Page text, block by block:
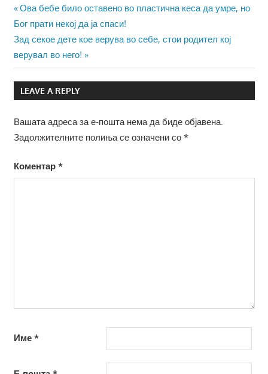
Навигација
на
напис
Previous
Post:
Ова бебе било оставено во пластична кеса да умре, но
Бог прати некој да ја спаси!
Next
Post:
Зад секое дете кое верува во себе, стои родител кој
верувал во него!
LEAVE A REPLY
Вашата адреса за е-пошта нема да биде објавена.
Задолжителните полиња се означени со *
Коментар *
Име *